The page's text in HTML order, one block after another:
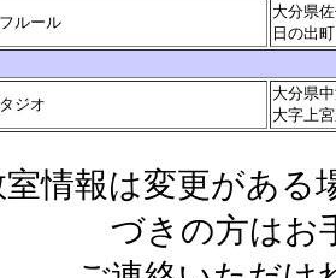
ルール
大分県
日の出
ジオ
大分県
大字上
情報は変更がある
づきの方はお